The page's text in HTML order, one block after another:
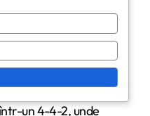
presarea
pot aplica
cei doi mijlocași
o unitate compactă
Acest lucru este
un 4-4-2, unde